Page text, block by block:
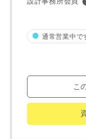
通常営業中で
こ
希望の予算
万円〜
ない場合があります